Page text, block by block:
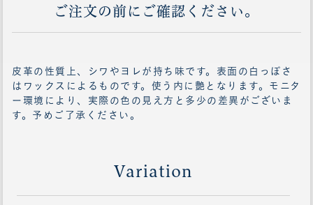
ご注文の前にご確認ください。
皮革の性質上、シワやヨレが持ち味です。表面の白っぽさ
はワックスによるものです。使う内に艶となります。モニタ
ー環境により、実際の色の見え方と多少の差異がございま
す。予めご了承ください。
Variation